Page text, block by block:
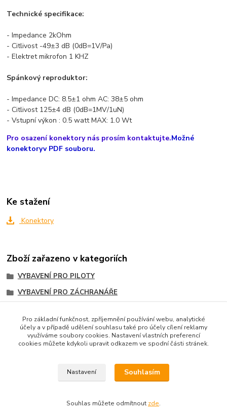
Technické specifikace:
- Impedance 2kOhm
- Citlivost -49±3 dB (0dB=1V/Pa)
- Elektret mikrofon 1 KHZ
Spánkový reproduktor:
- Impedance DC: 8.5±1 ohm AC: 38±5 ohm
- Citlivost 125±4 dB (0dB=1MV/1uN)
- Vstupní výkon : 0.5 watt MAX: 1.0 Wt
Pro osazení konektory nás prosím kontaktujte.Možné
konektoryv PDF souboru.
Ke stažení
Konektory
Zboží zařazeno v kategoriích
VYBAVENÍ PRO PILOTY
VYBAVENÍ PRO ZÁCHRANÁŘE
Krkafony, zástavby
Komunikace
Pro základní funkčnost, zpříjemnění používání webu, analytické
účely a v případě udělení souhlasu také pro účely cílení reklamy
využíváme soubory cookies. Nastavení vlastních preferencí
cookies můžete kdykoli upravit odkazem ve spodní části stránek.
Nastavení Souhlasím
Souhlas můžete odmítnout zde.